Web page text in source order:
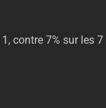
contre 7% sur les